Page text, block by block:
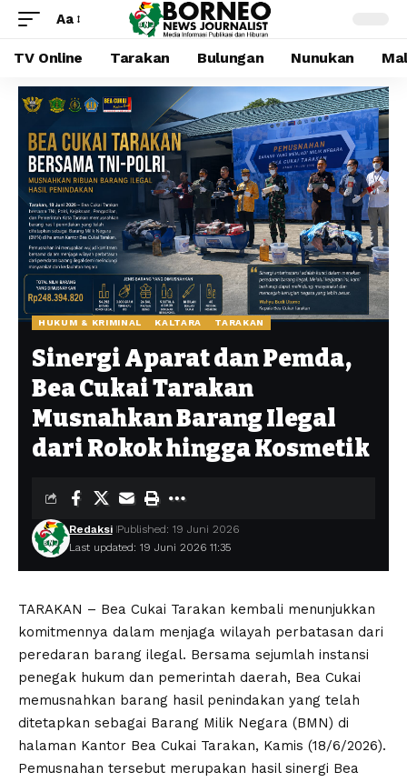
Aa
TV Online Tarakan Bulungan Nunukan
HUKUM & KRIMINAL KALTARA TARAKAN
Sinergi Aparat dan Pemda,
Bea Cukai Tarakan
Musnahkan Barang Ilegal
dari Rokok hingga Kosmetik
Last updated: 19 Juni 2026 11:35
Redaksi Published: 19 Juni 2026
TARAKAN – Bea Cukai Tarakan kembali menunjukkan
komitmennya dalam menjaga wilayah perbatasan dari
peredaran barang ilegal. Bersama sejumlah instansi
penegak hukum dan pemerintah daerah, Bea Cukai
memusnahkan barang hasil penindakan yang telah
ditetapkan sebagai Barang Milik Negara (BMN) di
halaman Kantor Bea Cukai Tarakan, Kamis (18/6/2026).
Pemusnahan tersebut merupakan hasil sinergi Bea